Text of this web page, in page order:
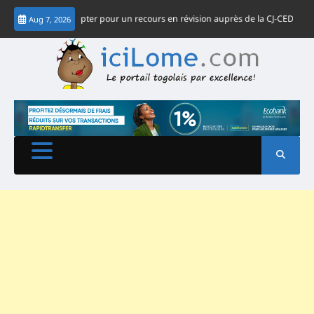
Skip
content
Aug 7, 2026
: opter pour un recours en révision auprès de la CJ-CEDEAO